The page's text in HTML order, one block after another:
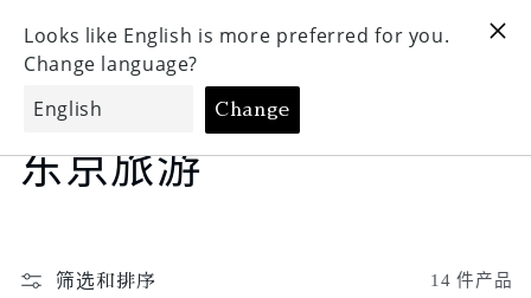
容
购
收
:
东京旅游
筛选和排序 14 件产品